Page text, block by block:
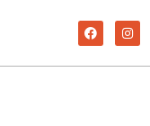
F
a
c
e
I
n
s
t